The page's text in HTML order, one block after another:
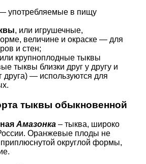
употребляемые в пищу
, или игрушечные,
величине и окраске — для
и стен;
или крупноплодные тыквы
тыквы близки друг у другу и
друга) — используются для
тыквы обыкновенной
Амазонка – тыква, широко
Оранжевые плоды не
округлой формы,